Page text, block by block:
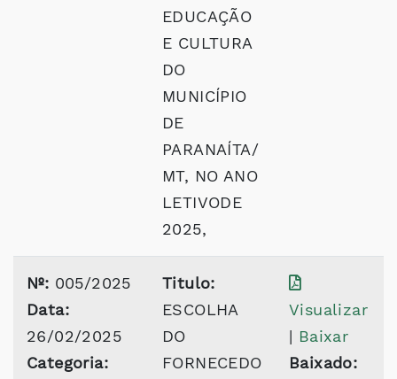
EDUCAÇÃO
E CULTURA
DO
MUNICÍPIO
DE
PARANAÍTA/
MT, NO ANO
LETIVODE
2025,
Nº: 005/2025
Data:
26/02/2025
Categoria:
Titulo:
ESCOLHA
DO
FORNECEDO
Visualizar
| Baixar
Baixado: